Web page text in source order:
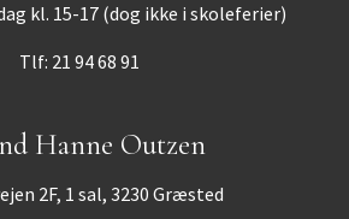
kl. 15-17 (dog ikke i skoleferier)
Tlf: 21 94 68 91
Hanne Outzen
2F, 1 sal, 3230 Græsted